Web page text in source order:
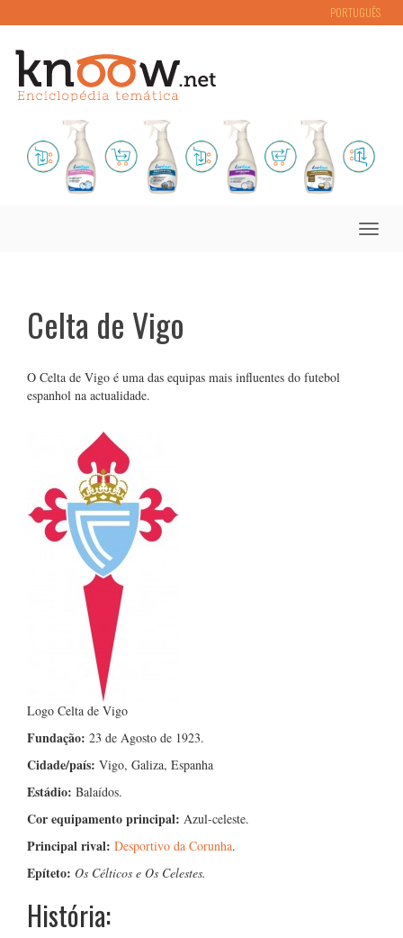
PORTUGUÊS
Toggle
Celta de Vigo
O Celta de Vigo é uma das equipas mais influentes do futebol
espanhol na actualidade.
Logo Celta de Vigo
Fundação: 23 de Agosto de 1923.
Cidade/país: Vigo, Galiza, Espanha
Estádio: Balaídos.
Cor equipamento principal: Azul-celeste.
Principal rival: Desportivo da Corunha.
Epíteto: Os Célticos e Os Celestes.
História: